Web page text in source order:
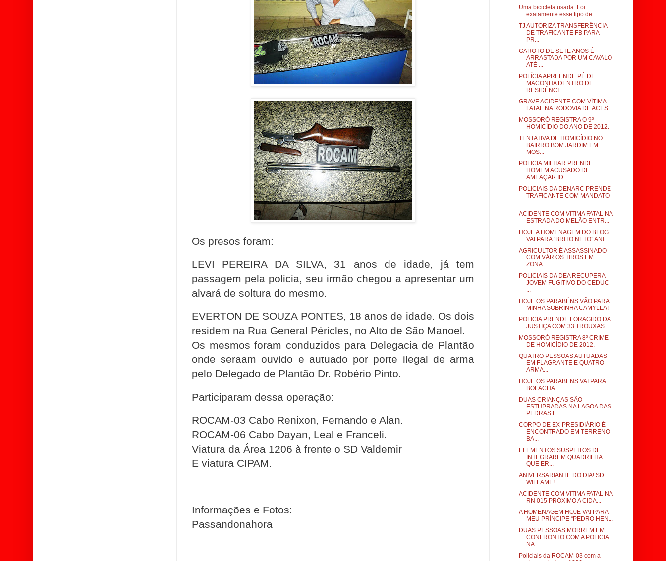
Os presos foram:
LEVI PEREIRA DA SILVA, 31 anos de idade, já tem
passagem pela policia, seu irmão chegou a apresentar um
alvará de soltura do mesmo.
EVERTON DE SOUZA PONTES, 18 anos de idade. Os dois
residem na Rua General Péricles, no Alto de São Manoel.
Os mesmos foram conduzidos para Delegacia de Plantão
onde seraam ouvido e autuado por porte ilegal de arma
pelo Delegado de Plantão Dr. Robério Pinto.
Participaram dessa operação:
ROCAM-03 Cabo Renixon, Fernando e Alan.
ROCAM-06 Cabo Dayan, Leal e Franceli.
Viatura da Área 1206 à frente o SD Valdemir
E viatura CIPAM.
Informações e Fotos:
Passandonahora
Uma bicicleta usada. Foi
exatamente esse tipo de...
TJ AUTORIZA TRANSFERÊNCIA
DE TRAFICANTE FB PARA
PR...
GAROTO DE SETE ANOS É
ARRASTADA POR UM CAVALO
ATÉ ...
POLÍCIA APREENDE PÉ DE
MACONHA DENTRO DE
RESIDÊNCI...
GRAVE ACIDENTE COM VÍTIMA
FATAL NA RODOVIA DE ACES...
MOSSORÓ REGISTRA O 9º
HOMICÍDIO DO ANO DE 2012.
TENTATIVA DE HOMICÍDIO NO
BAIRRO BOM JARDIM EM
MOS...
POLICIA MILITAR PRENDE
HOMEM ACUSADO DE
AMEAÇAR ID...
POLICIAIS DA DENARC PRENDE
TRAFICANTE COM MANDATO
...
ACIDENTE COM VITIMA FATAL NA
ESTRADA DO MELÃO ENTR...
HOJE A HOMENAGEM DO BLOG
VAI PARA “BRITO NETO” ANI...
AGRICULTOR É ASSASSINADO
COM VÁRIOS TIROS EM
ZONA...
POLICIAIS DA DEA RECUPERA
JOVEM FUGITIVO DO CEDUC
...
HOJE OS PARABÉNS VÃO PARA
MINHA SOBRINHA CAMYLLA!
POLICIA PRENDE FORAGIDO DA
JUSTIÇA COM 33 TROUXAS...
MOSSORÓ REGISTRA 8º CRIME
DE HOMICÍDIO DE 2012.
QUATRO PESSOAS AUTUADAS
EM FLAGRANTE E QUATRO
ARMA...
HOJE OS PARABENS VAI PARA
BOLACHA
DUAS CRIANÇAS SÃO
ESTUPRADAS NA LAGOA DAS
PEDRAS E...
CORPO DE EX-PRESIDIÁRIO É
ENCONTRADO EM TERRENO
BA...
ELEMENTOS SUSPEITOS DE
INTEGRAREM QUADRILHA
QUE ER...
ANIVERSARIANTE DO DIA! SD
WILLAME!
ACIDENTE COM VITIMA FATAL NA
RN 015 PRÓXIMO A CIDA...
A HOMENAGEM HOJE VAI PARA
MEU PRÍNCIPE “PEDRO HEN...
DUAS PESSOAS MORREM EM
CONFRONTO COM A POLICIA
NA ...
Policiais da ROCAM-03 com a